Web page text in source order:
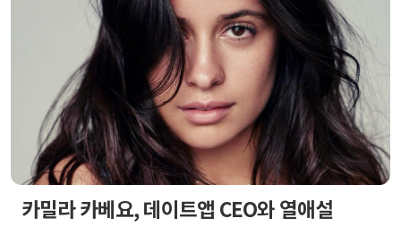
카밀라 카베요, 데이트앱 CEO와 열애설